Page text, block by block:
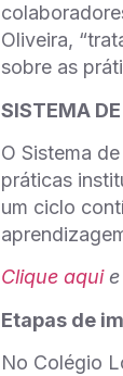
Oliveira,
sobre as
SISTEMA
O Sistema
práticas
um ciclo
Clique aquie
Etapas de
No Colégio